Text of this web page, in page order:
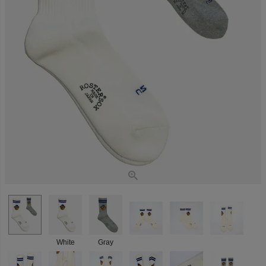
White Gray